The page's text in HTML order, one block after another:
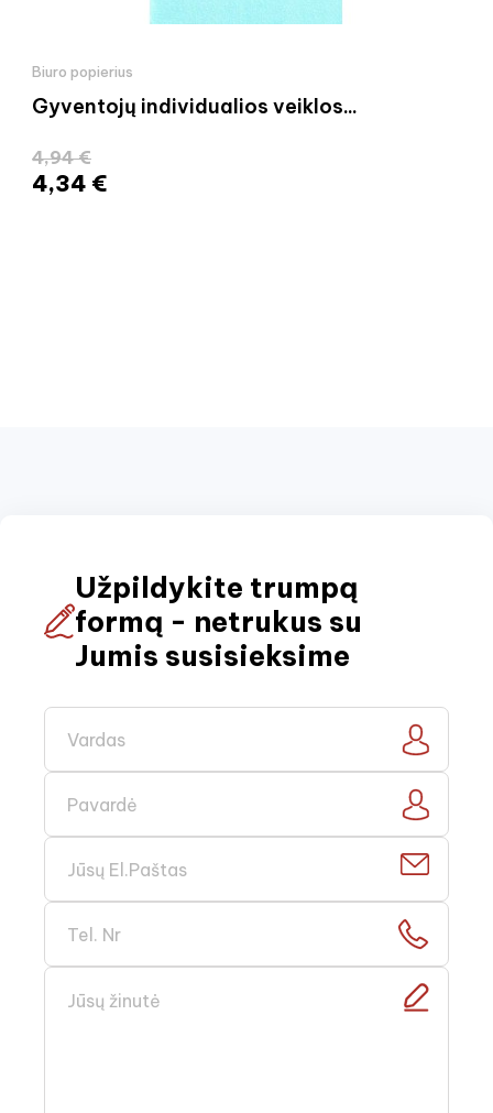
Biuro popierius
Gyventojų individualios veiklos...
4,94 €
4,34 €
Užpildykite trumpą
formą - netrukus su
Jumis susisieksime